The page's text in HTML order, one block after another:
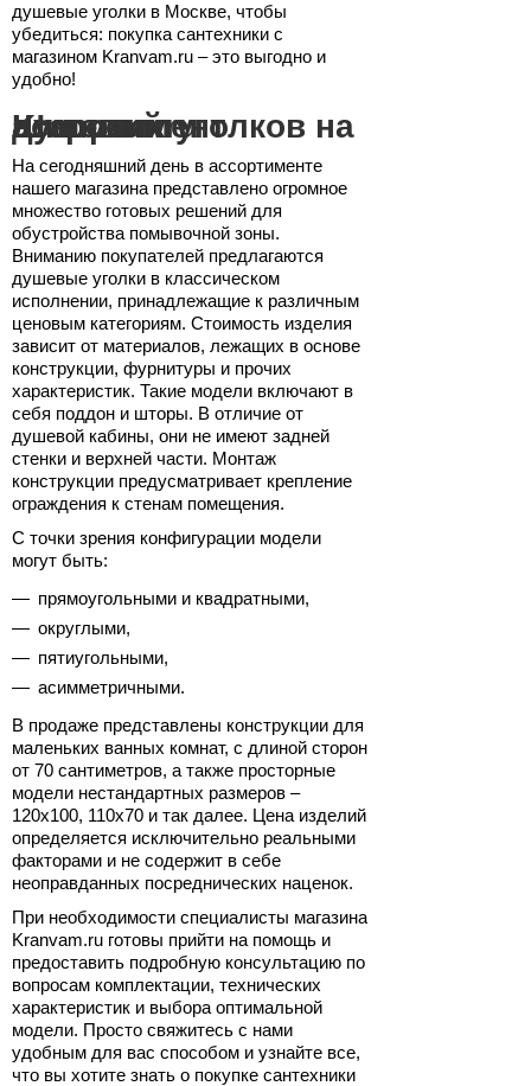
душевые уголки в Москве, чтобы
убедиться: покупка сантехники с
магазином Kranvam.ru – это выгодно и
удобно!
Широкий ассортимент душевых уголков на Kranvam.ru
На сегодняшний день в ассортименте
нашего магазина представлено огромное
множество готовых решений для
обустройства помывочной зоны.
Вниманию покупателей предлагаются
душевые уголки в классическом
исполнении, принадлежащие к различным
ценовым категориям. Стоимость изделия
зависит от материалов, лежащих в основе
конструкции, фурнитуры и прочих
характеристик. Такие модели включают в
себя поддон и шторы. В отличие от
душевой кабины, они не имеют задней
стенки и верхней части. Монтаж
конструкции предусматривает крепление
ограждения к стенам помещения.
С точки зрения конфигурации модели
могут быть:
прямоугольными и квадратными,
округлыми,
пятиугольными,
асимметричными.
В продаже представлены конструкции для
маленьких ванных комнат, с длиной сторон
от 70 сантиметров, а также просторные
модели нестандартных размеров –
120х100, 110х70 и так далее. Цена изделий
определяется исключительно реальными
факторами и не содержит в себе
неоправданных посреднических наценок.
При необходимости специалисты магазина
Kranvam.ru готовы прийти на помощь и
предоставить подробную консультацию по
вопросам комплектации, технических
характеристик и выбора оптимальной
модели. Просто свяжитесь с нами
удобным для вас способом и узнайте все,
что вы хотите знать о покупке сантехники